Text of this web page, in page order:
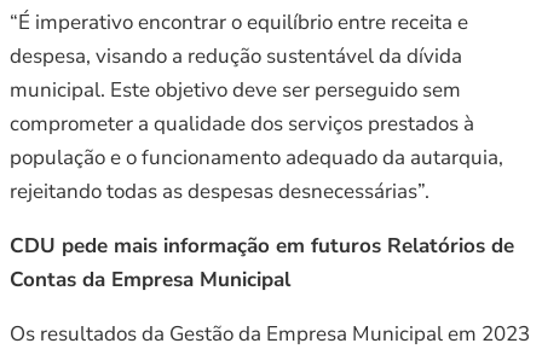
“É imperativo encontrar o equilíbrio entre receita e
despesa, visando a redução sustentável da dívida
municipal. Este objetivo deve ser perseguido sem
comprometer a qualidade dos serviços prestados à
população e o funcionamento adequado da autarquia,
rejeitando todas as despesas desnecessárias”.
CDU pede mais informação em futuros Relatórios de
Contas da Empresa Municipal
Os resultados da Gestão da Empresa Municipal em 2023